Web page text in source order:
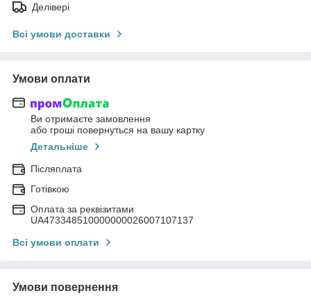
Делівері
Всі умови доставки
Умови оплати
Ви отримаєте замовлення
або гроші повернуться на вашу картку
Детальніше
Післяплата
Готівкою
Оплата за реквізитами
UA473348510000000026007107137
Всі умови оплати
Умови повернення